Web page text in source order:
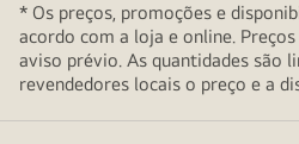
* Os preços, promoções e
acordo com a loja e online.
aviso prévio. As quantidades são
revendedores locais o preço e a